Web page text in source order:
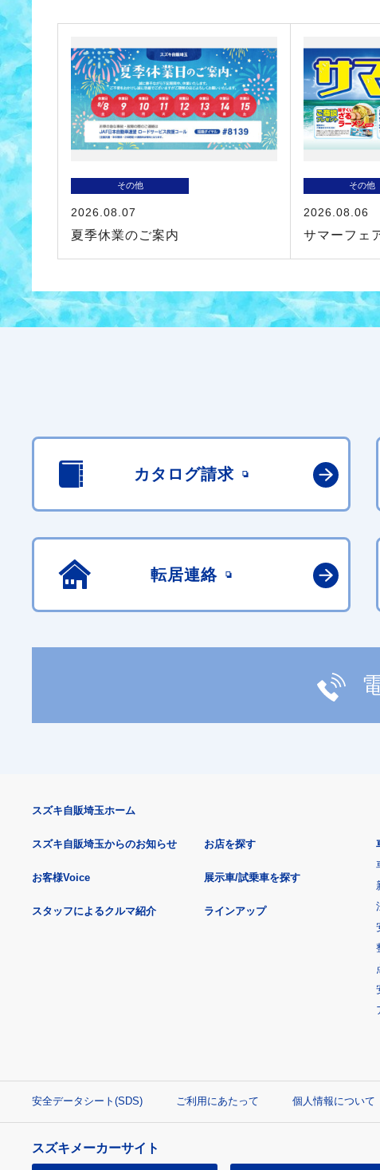
その他
2026.08.07
夏季休業のご案内
その他
2026.08.06
サマーフェ
カタログ請求
転居連絡
スズキ自販埼玉ホーム
スズキ自販埼玉からのお知らせ
お客様Voice
スタッフによるクルマ紹介
お店を探す
展示車/試乗車を探す
ラインアップ
安全データシート(SDS) ご利用にあたって 個人情報について
スズキメーカーサイト